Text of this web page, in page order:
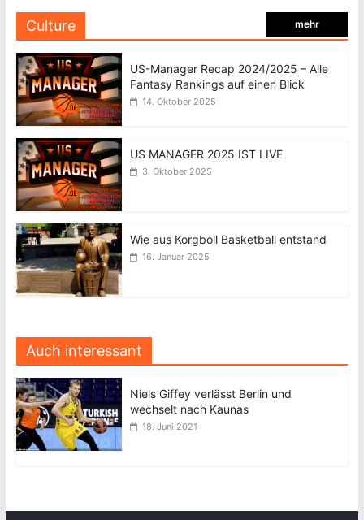
Culture mehr
US-Manager Recap 2024/2025 – Alle
Fantasy Rankings auf einen Blick
14. Oktober 2025
US MANAGER 2025 IST LIVE
3. Oktober 2025
Wie aus Korgboll Basketball entstand
16. Januar 2025
Auch interessant
Niels Giffey verlässt Berlin und
wechselt nach Kaunas
18. Juni 2021